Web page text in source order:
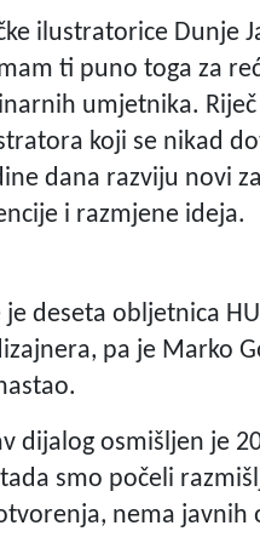
ilustratorice Dunje
ti puno toga za
umjetnika.
koji se nikad
dana razviju novi
i razmjene ideja.
je deseta obljetnica
pa je Marko
dijalog osmišljen je
smo počeli
nema javnih